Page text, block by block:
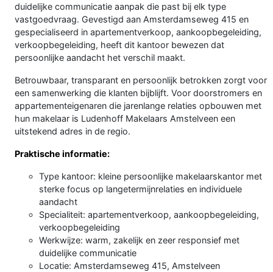
duidelijke communicatie aanpak die past bij elk type
vastgoedvraag. Gevestigd aan Amsterdamseweg 415 en
gespecialiseerd in apartementverkoop, aankoopbegeleiding,
verkoopbegeleiding, heeft dit kantoor bewezen dat
persoonlijke aandacht het verschil maakt.
Betrouwbaar, transparant en persoonlijk betrokken zorgt voor
een samenwerking die klanten bijblijft. Voor doorstromers en
appartementeigenaren die jarenlange relaties opbouwen met
hun makelaar is Ludenhoff Makelaars Amstelveen een
uitstekend adres in de regio.
Praktische informatie:
Type kantoor: kleine persoonlijke makelaarskantor met
sterke focus op langetermijnrelaties en individuele
aandacht
Specialiteit: apartementverkoop, aankoopbegeleiding,
verkoopbegeleiding
Werkwijze: warm, zakelijk en zeer responsief met
duidelijke communicatie
Locatie: Amsterdamseweg 415, Amstelveen